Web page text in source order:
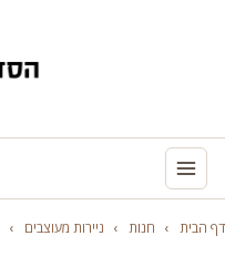
דף הבית › חנות › ניירות מעוצבים ›